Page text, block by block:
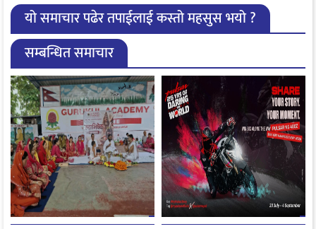
यो समाचार पढेर तपाईलाई कस्तो महसुस भयो ?
सम्बन्धित समाचार